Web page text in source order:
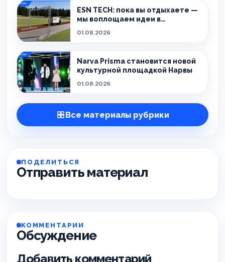
ESN TECH: пока вы отдыхаете —
мы воплощаем идеи в
01.08.2026
Narva Prisma становится новой
культурной площадкой Нарвы
01.08.2026
Все материалы рубрики
ПОДЕЛИТЬСЯ
Отправить материал
КОММЕНТАРИИ
Обсуждение
Добавить комментарий